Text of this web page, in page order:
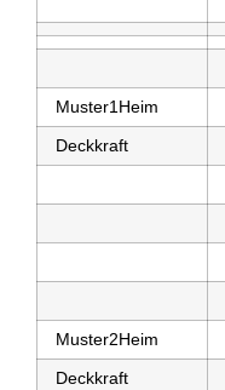
Muster1Heim
Deckkraft
Muster2Heim
Deckkraft